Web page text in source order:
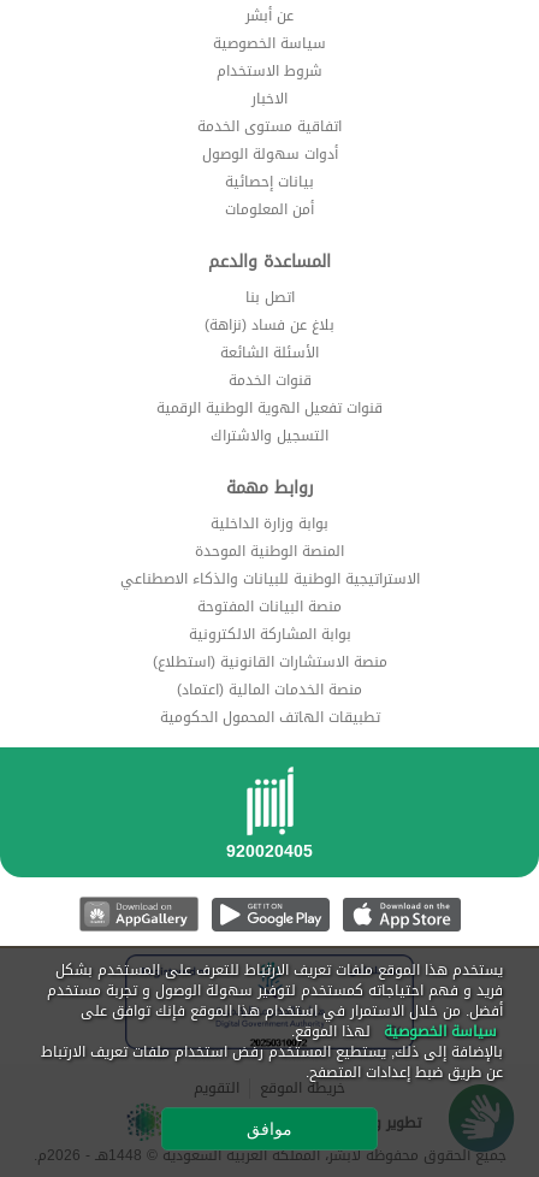
عن أبشر
سياسة الخصوصية
شروط الاستخدام
الاخبار
اتفاقية مستوى الخدمة
أدوات سهولة الوصول
بيانات إحصائية
أمن المعلومات
المساعدة والدعم
اتصل بنا
بلاغ عن فساد (نزاهة)
الأسئلة الشائعة
قنوات الخدمة
قنوات تفعيل الهوية الوطنية الرقمية
التسجيل والاشتراك
روابط مهمة
بوابة وزارة الداخلية
المنصة الوطنية الموحدة
الاستراتيجية الوطنية للبيانات والذكاء الاصطناعي
منصة البيانات المفتوحة
بوابة المشاركة الالكترونية
منصة الاستشارات القانونية (استطلاع)
منصة الخدمات المالية (اعتماد)
تطبيقات الهاتف المحمول الحكومية
خريطة الموقع
التقويم
تطوير و تشغيل مركز المعلومات الوطني
جميع الحقوق محفوظة لأبشر، المملكة العربية السعودية © 1448هـ - 2026م.
يستخدم هذا الموقع ملفات تعريف الارتباط للتعرف على المستخدم بشكل
فريد و فهم احتياجاته كمستخدم لتوفير سهولة الوصول و تجربة مستخدم
أفضل. من خلال الاستمرار في استخدام هذا الموقع فإنك توافق على
سياسة الخصوصية لهذا الموقع.
بالإضافة إلى ذلك, يستطيع المستخدم رفض استخدام ملفات تعريف الارتباط
عن طريق ضبط إعدادات المتصفح.
موافق